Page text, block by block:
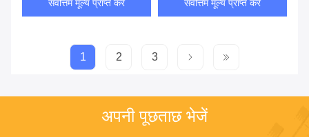
सर्वोत्तम मूल्य प्राप्त करें सर्वोत्तम मूल्य प्राप्त करें
1 2 3
अपनी पूछताछ भेजें